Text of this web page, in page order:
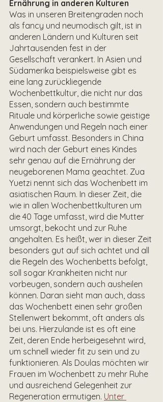
Ernährung in anderen Kulturen
Was in unseren Breitengraden noch
als fancy und neumodisch gilt, ist in
anderen Ländern und Kulturen seit
Jahrtausenden fest in der
Gesellschaft verankert. In Asien und
Südamerika beispielsweise gibt es
eine lang zurückliegende
Wochenbettkultur, die nicht nur das
Essen, sondern auch bestimmte
Rituale und körperliche sowie geistige
Anwendungen und Regeln nach einer
Geburt umfasst. Besonders in China
wird nach der Geburt eines Kindes
sehr genau auf die Ernährung der
neugeborenen Mama geachtet. Zua
Yuetzi nennt sich das Wochenbett im
asiatischen Raum. In dieser Zeit, die
wie in allen Wochenbettkulturen um
die 40 Tage umfasst, wird die Mutter
umsorgt, bekocht und zur Ruhe
angehalten. Es heißt, wer in dieser Zeit
besonders gut auf sich achtet und all
die Regeln des Wochenbetts befolgt,
soll sogar Krankheiten nicht nur
vorbeugen, sondern auch ausheilen
können. Daran sieht man auch, dass
das Wochenbett einen sehr großen
Stellenwert bekommt, oft anders als
bei uns. Hierzulande ist es oft eine
Zeit, deren Ende herbeigesehnt wird,
um schnell wieder fit zu sein und zu
funktionieren. Als Doulas möchten wir
Frauen im Wochenbett zu mehr Ruhe
und ausreichend Gelegenheit zur
Regeneration ermutigen. Unter